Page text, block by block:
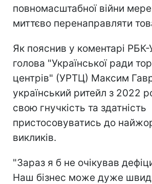
повномасштабної війни
миттєво перенаправляти
Як пояснив у коментарі РБК-
голова "Української ради
центрів" (УРТЦ) Максим
український ритейл з 2022
свою гнучкість та здатність
пристосовуватись до
викликів.
"Зараз я б не очікував
Наш бізнес може дуже